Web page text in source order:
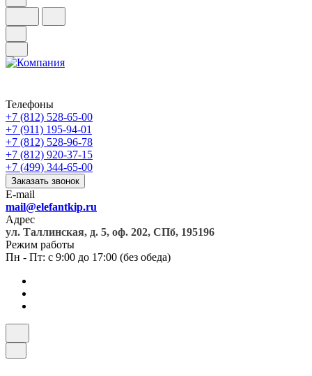
Телефоны
+7 (812) 528-65-00
+7 (911) 195-94-01
+7 (812) 528-96-78
+7 (812) 920-37-15
+7 (499) 344-65-00
Заказать звонок
E-mail
mail@elefantkip.ru
Адрес
ул. Таллинская, д. 5, оф. 202, СПб, 195196
Режим работы
Пн - Пт: с 9:00 до 17:00 (без обеда)